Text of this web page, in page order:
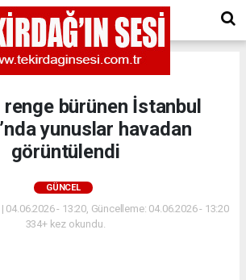
bürünen İstanbul
yunuslar havadan
görüntülendi
GÜNCEL
04.06.2026 - 13:20, Güncelleme: 04.06.2026 - 13:20
334+ kez okundu.